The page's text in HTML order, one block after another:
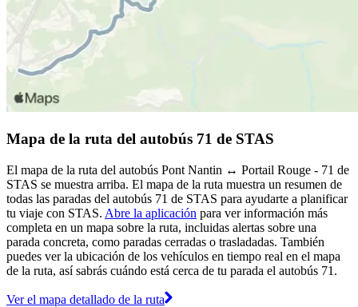
Mapa de la ruta del autobús 71 de STAS
El mapa de la ruta del autobús Pont Nantin ↔︎ Portail Rouge - 71 de
STAS se muestra arriba. El mapa de la ruta muestra un resumen de
todas las paradas del autobús 71 de STAS para ayudarte a planificar
tu viaje con STAS. Abre la aplicación para ver información más
completa en un mapa sobre la ruta, incluidas alertas sobre una
parada concreta, como paradas cerradas o trasladadas. También
puedes ver la ubicación de los vehículos en tiempo real en el mapa
de la ruta, así sabrás cuándo está cerca de tu parada el autobús 71.
Ver el mapa detallado de la ruta